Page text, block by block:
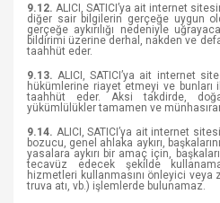
9.12. ALICI, SATICI’ya ait internet
diğer sair bilgilerin gerçeğe uygun
gerçeğe aykırılığı nedeniyle
bildirimi üzerine derhal, nakden ve
taahhüt eder.
9.13. ALICI, SATICI’ya ait internet
hükümlerine riayet etmeyi ve
taahhüt eder. Aksi takdirde,
yükümlülükler tamamen ve münhasıran
9.14. ALICI, SATICI’ya ait internet
bozucu, genel ahlaka aykırı,
yasalara aykırı bir amaç için,
tecavüz edecek şekilde
hizmetleri kullanmasını önleyici veya
truva atı, vb.) işlemlerde bulunamaz.